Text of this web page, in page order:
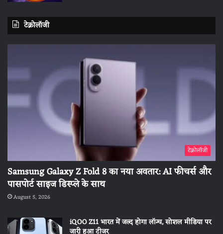
टेक्नोलॉजी
टेक्नोलॉजी
Samsung Galaxy Z Fold 8 का नया अवतार: AI फीचर्स और
पासपोर्ट साइज डिस्प्ले के साथ
August 5, 2026
iQOO Z11 भारत में जल्द होगा लॉन्च, सोशल मीडिया पर